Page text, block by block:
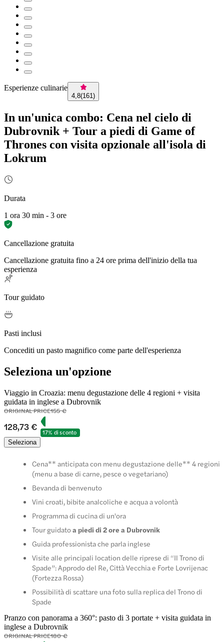
Esperienze culinarie
4,8(161)
In un'unica combo: Cena nel cielo di
Dubrovnik + Tour a piedi di Game of
Thrones con visita opzionale all'isola di
Lokrum
Durata
1 ora 30 min - 3 ore
Cancellazione gratuita
Cancellazione gratuita fino a 24 ore prima dell'inizio della tua
esperienza
Tour guidato
Pasti inclusi
Concediti un pasto magnifico come parte dell'esperienza
Seleziona un'opzione
Viaggio in Croazia: menu degustazione delle 4 regioni + visita
guidata in inglese a Dubrovnik
ORIGINAL PRICE155 €
128,73 €
17% di sconto
Seleziona
Cena** anticipata con menu degustazione delle** 4 regioni
(menu a base di carne, pesce o vegetariano)
Bevanda di benvenuto
Vini croati, bibite analcoliche e acqua a volontà
Programma di cucina di un'ora
Tour guidatoa piedi di 2 ore a Dubrovnik
Guida professionista che parla inglese
Visite alle principali location delle riprese di “Il Trono di
Spade”: Approdo del Re, Città Vecchia e Forte Lovrijenac
(Fortezza Rossa)
Possibilità di scattare una foto sulla replica del Trono di
Spade
Pranzo con panorama a 360°: pasto di 3 portate + visita guidata in
inglese a Dubrovnik
ORIGINAL PRICE180 €